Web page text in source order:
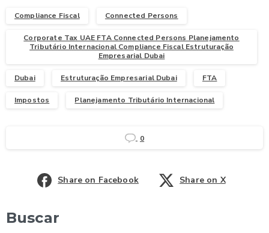
Compliance Fiscal Connected Persons
Corporate Tax UAE FTA Connected Persons Planejamento
Tributário Internacional Compliance Fiscal Estruturação
Empresarial Dubai
Dubai Estruturação Empresarial Dubai FTA
Impostos Planejamento Tributário Internacional
0
Share on Facebook Share on X
Buscar